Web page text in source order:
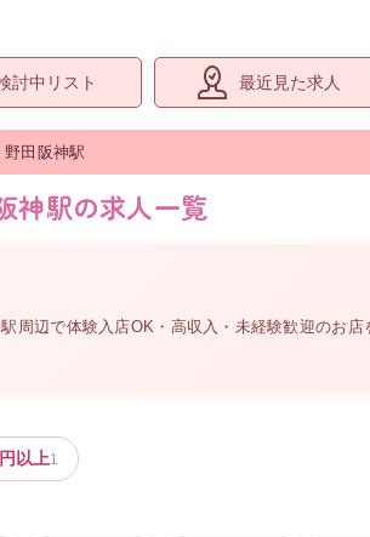
討中リスト 最近見た求人
野田阪神駅
神駅の求人一覧
周辺で体験入店OK・高収入・未経験歓迎のお
以上1